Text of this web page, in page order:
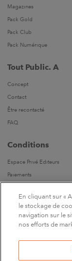
Magazines
Pack Gold
Pack Club
Pack Numérique
Tout Public. A
Concept
Contact
Être recontacté
FAQ
Conditions
Espace Privé Editeurs
Paiements
Parrainages
Suivez-nous
Marchand
En cliquant sur «
le stockage de
navigation sur le
nos efforts de